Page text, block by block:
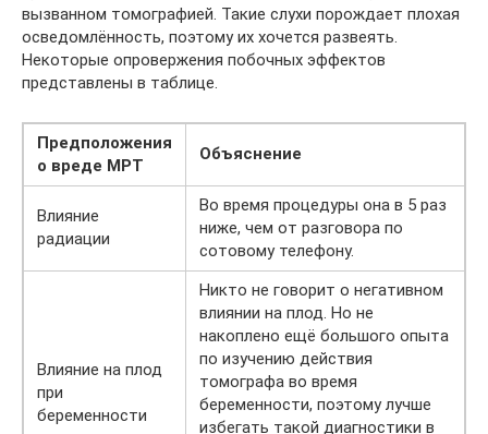
вызванном томографией. Такие слухи порождает плохая
осведомлённость, поэтому их хочется развеять.
Некоторые опровержения побочных эффектов
представлены в таблице.
Предположения
о вреде МРТ
Объяснение
Влияние
радиации
Во время процедуры она в 5 раз
ниже, чем от разговора по
сотовому телефону.
Влияние на плод
при
беременности
Никто не говорит о негативном
влиянии на плод. Но не
накоплено ещё большого опыта
по изучению действия
томографа во время
беременности, поэтому лучше
избегать такой диагностики в